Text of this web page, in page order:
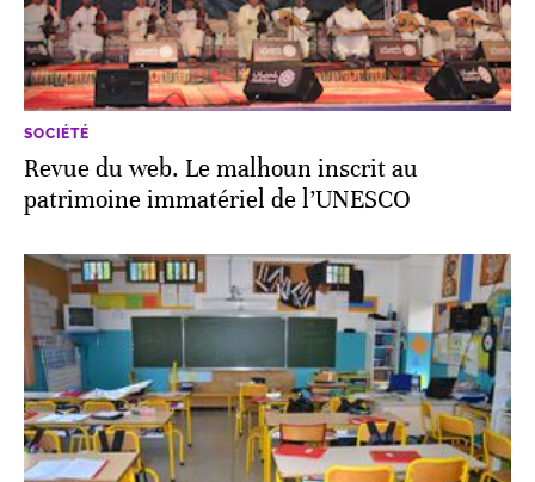
SOCIÉTÉ
Revue du web. Le malhoun inscrit au
patrimoine immatériel de l’UNESCO